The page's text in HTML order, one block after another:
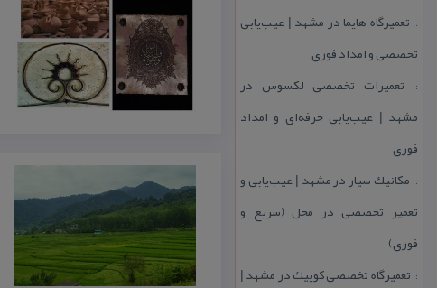
:: تعمیرگاه هایما در مشهد | عیب‌یابی
تخصصی و امداد فوری
:: تعمیرات تخصصی لكسوس در
مشهد | عیب‌یابی حرفه‌ای و امداد
فوری
:: مكانیك سیار در مشهد | عیب‌یابی و
تعمیر تخصصی در محل (سریع و
فوری)
:: تعمیرگاه تخصصی كوییك در مشهد |